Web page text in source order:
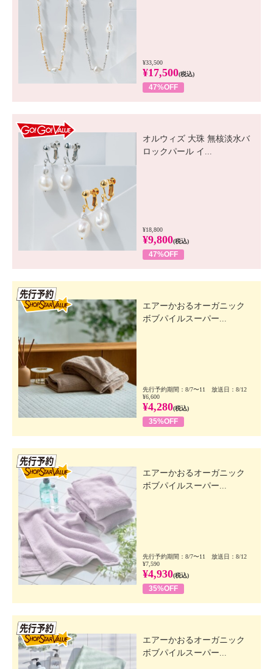
¥33,500
¥17,500(税込)
47%OFF
オルウィズ 大珠 無核淡水バ
ロックパール イ...
¥18,800
¥9,800(税込)
47%OFF
エアーかおるオーガニック
ボブパイルスーパー...
先行予約期間：8/7〜11 放送日：8/12
¥6,600
¥4,280(税込)
35%OFF
エアーかおるオーガニック
ボブパイルスーパー...
先行予約期間：8/7〜11 放送日：8/12
¥7,590
¥4,930(税込)
35%OFF
エアーかおるオーガニック
ボブパイルスーパー...